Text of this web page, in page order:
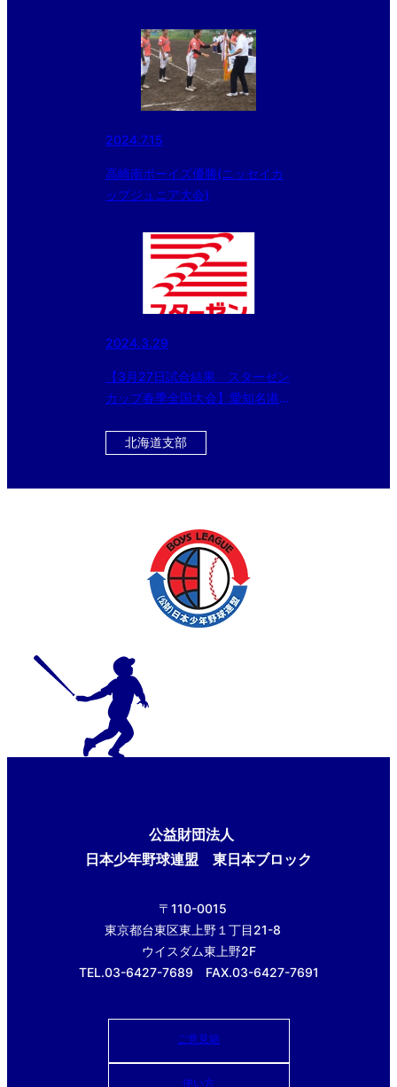
2024.7.15
高崎南ボーイズ優勝(ニッセイカ
ップジュニア大会)
2024.3.29
【3月27日試合結果 スターゼン
カップ春季全国大会】愛知名港ボ
16に進出!!
北海道支部
公益財団法人
日本少年野球連盟 東日本ブロック
〒110-0015
東京都台東区東上野１丁目21-8
ウイスダム東上野2F
TEL.03-6427-7689 FAX.03-6427-7691
ご意見箱
使い方